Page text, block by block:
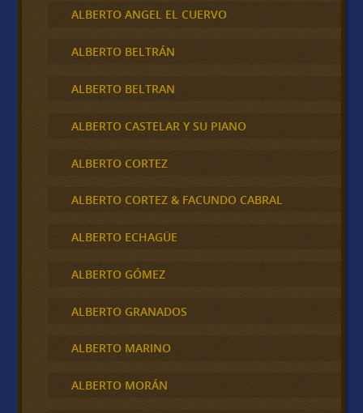
ALBERTO ANGEL EL CUERVO
ALBERTO BELTRÁN
ALBERTO BELTRAN
ALBERTO CASTELAR Y SU PIANO
ALBERTO CORTEZ
ALBERTO CORTEZ & FACUNDO CABRAL
ALBERTO ECHAGÜE
ALBERTO GÓMEZ
ALBERTO GRANADOS
ALBERTO MARINO
ALBERTO MORÁN